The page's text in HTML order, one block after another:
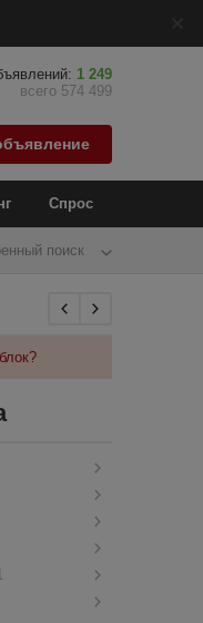
1 249
всего 574 499
Спрос
поиск